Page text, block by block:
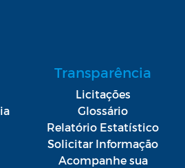
Transparência
Licitações
Glossário
Relatório Estatístico
Solicitar Informação
Acompanhe sua